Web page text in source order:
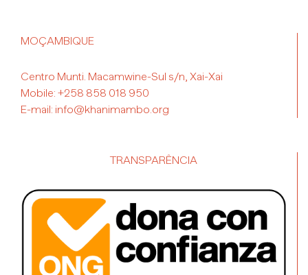
MOÇAMBIQUE
Centro Munti. Macamwine-Sul s/n, Xai-Xai
Mobile: +258 858 018 950
E-mail: info@khanimambo.org
TRANSPARÊNCIA